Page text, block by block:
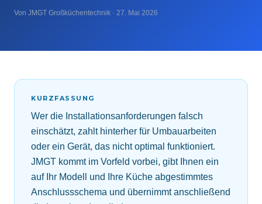
Von JMGT Großküchentechnik · 27. Mai 2026
KURZFASSUNG
Wer die Installationsanforderungen falsch
einschätzt, zahlt hinterher für Umbauarbeiten
oder ein Gerät, das nicht optimal funktioniert.
JMGT kommt im Vorfeld vorbei, gibt Ihnen ein
auf Ihr Modell und Ihre Küche abgestimmtes
Anschlussschema und übernimmt anschließend